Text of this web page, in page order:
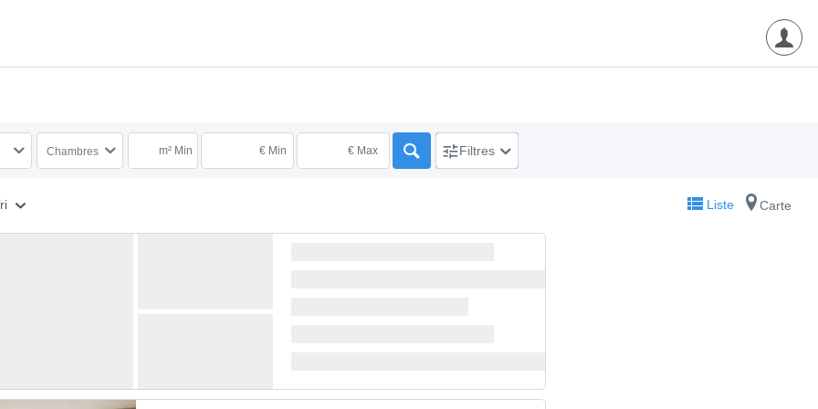
Chambres m² Min € Min € Max Filtres
Liste Carte